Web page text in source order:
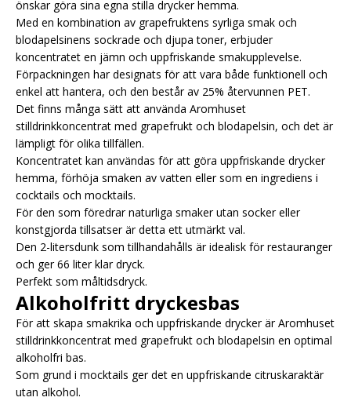
önskar göra sina egna stilla drycker hemma.
Med en kombination av grapefruktens syrliga smak och
blodapelsinens sockrade och djupa toner, erbjuder
koncentratet en jämn och uppfriskande smakupplevelse.
Förpackningen har designats för att vara både funktionell och
enkel att hantera, och den består av 25% återvunnen PET.
Det finns många sätt att använda Aromhuset
stilldrinkkoncentrat med grapefrukt och blodapelsin, och det är
lämpligt för olika tillfällen.
Koncentratet kan användas för att göra uppfriskande drycker
hemma, förhöja smaken av vatten eller som en ingrediens i
cocktails och mocktails.
För den som föredrar naturliga smaker utan socker eller
konstgjorda tillsatser är detta ett utmärkt val.
Den 2-litersdunk som tillhandahålls är idealisk för restauranger
och ger 66 liter klar dryck.
Perfekt som måltidsdryck.
Alkoholfritt dryckesbas
För att skapa smakrika och uppfriskande drycker är Aromhuset
stilldrinkkoncentrat med grapefrukt och blodapelsin en optimal
alkoholfri bas.
Som grund i mocktails ger det en uppfriskande citruskaraktär
utan alkohol.